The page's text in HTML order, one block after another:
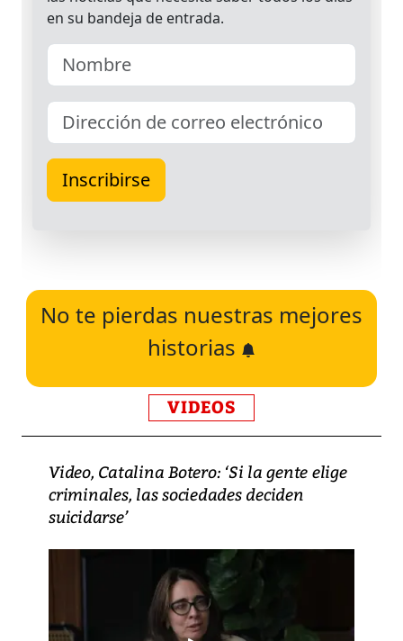
No te pierdas nuestras mejores
historias
VIDEOS
Video, Catalina Botero: ‘Si la gente elige
criminales, las sociedades deciden
suicidarse’